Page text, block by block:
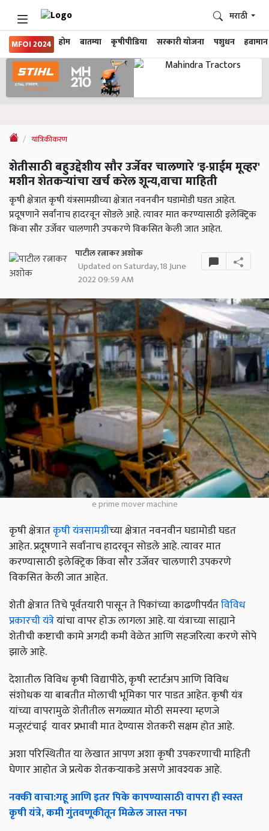
MFOI 2024 होम बातम्या कृषीपीडिया सरकारी योजना पशुधन हवामान
मराठी
यांत्रिकीकरण
शेतीसाठी बहुउद्देशीय सौर उर्जेवर चालणारे 'इ-प्राईम मूव्हर'
मशीन शेतकऱ्यांचा खर्च करेल शून्य,वाचा माहिती
कृषी क्षेत्रात कृषी यंत्रसामग्रीच्या क्षेत्रात नवनवीन घडामोडी घडत आहेत.
प्रदूषणाने सर्वांनाच हादरवून सोडले आहे. त्यावर मात करण्यासाठी इलेक्ट्रिक
किंवा सौर उर्जेवर चालणारी उपकरणे विकसित केली जात आहेत.
पाटील रत्नाकर अशोक
Updated on Saturday, 18 June
2022 09:59 AM
e prime mover machine
कृषी क्षेत्रातकृषी यंत्रसामग्रीच्या क्षेत्रात नवनवीन घडामोडी घडत
आहेत. प्रदूषणाने सर्वांनाच हादरवून सोडले आहे. त्यावर मात
करण्यासाठी इलेक्ट्रिक किंवा सौर उर्जेवर चालणारी उपकरणे
विकसित केली जात आहेत.
शेती क्षेत्रात तिचे पूर्वतयारी पासून ते पिकांच्या काढणीपर्यंतविविध
प्रकारची यंत्रेयांचा वापर होऊ लागला आहे. या यंत्राच्या साह्याने
शेतीची कष्टाची कामे अगदी कमी वेळेत आणि सहजरित्या करणे सोपे
झाले आहे.
देशातील विविध कृषी विद्यापीठे, कृषी स्टार्टअप आणि विविध
संशोधक या बाबतीत मोलाची भूमिका पार पाडत आहेत. कृषी यंत्र
यांच्या वापरामुळे शेतीतील सगळ्यात मोठी समस्या म्हणजे
मजूरटंचाई यावर प्रभावी मात देण्यास शेतकरी सक्षम होत आहे.
अशा परिस्थितीत या लेखात आपण अशा कृषी उपकरणाची माहिती
घेणार आहोत जे प्रत्येक शेतकऱ्याकडे असणे आवश्यक आहे.
नक्कीवाचा:गहूआणिइतरपिकेकापण्यासाठीवापराहीस्वस्त
कृषीयंत्रे,कमीगुंतवणूकीतूनमिळेलजास्तनफा